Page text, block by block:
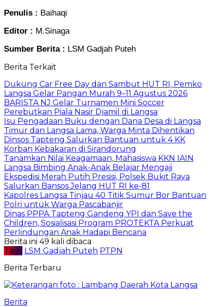
Penulis : Baihaqi
Editor : M.Sinaga
Sumber Berita : LSM Gadjah Puteh
Berita Terkait
Dukung Car Free Day dan Sambut HUT RI, Pemko
Langsa Gelar Pangan Murah 9–11 Agustus 2026
BARISTA NJ Gelar Turnamen Mini Soccer
Perebutkan Piala Nasir Djamil di Langsa
Isu Pengadaan Buku dengan Dana Desa di Langsa
Timur dan Langsa Lama, Warga Minta Dihentikan
Dinsos Tapteng Salurkan Bantuan untuk 4 KK
Korban Kebakaran di Sirandorung
Tanamkan Nilai Keagamaan, Mahasiswa KKN IAIN
Langsa Bimbing Anak-Anak Belajar Mengaji
Ekspedisi Merah Putih Presisi, Polsek Bukit Raya
Salurkan Bansos Jelang HUT RI ke-81
Kapolres Langsa Tinjau 40 Titik Sumur Bor Bantuan
Polri untuk Warga Pascabanjir
Dinas PPPA Tapteng Gandeng YPI dan Save the
Children, Sosialisasi Program PROTEKTA Perkuat
Perlindungan Anak Hadapi Bencana
Berita ini 49 kali dibaca
Tag : LSM Gadjah Puteh PTPN
Berita Terbaru
Berita